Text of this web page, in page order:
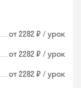
от 2282 ₽ / урок
от 2282 ₽ / урок
от 2282 ₽ / урок